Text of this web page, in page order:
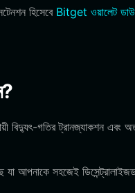
হিসেবে Bitget ওয়ালেট
বিদ্যুৎ-গতির ট্রানজ্যাকশন এবং
আপনাকে সহজেই